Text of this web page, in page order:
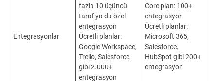
Entegrasyonlar
fazla 10 üçüncü
taraf ya da özel
entegrasyon
Ücretli planlar:
Google Workspace,
Trello, Salesforce
gibi 2.000+
entegrasyon
Core plan: 100+
entegrasyon
Ücretli planlar:
Microsoft 365,
Salesforce,
HubSpot gibi 200+
entegrasyon